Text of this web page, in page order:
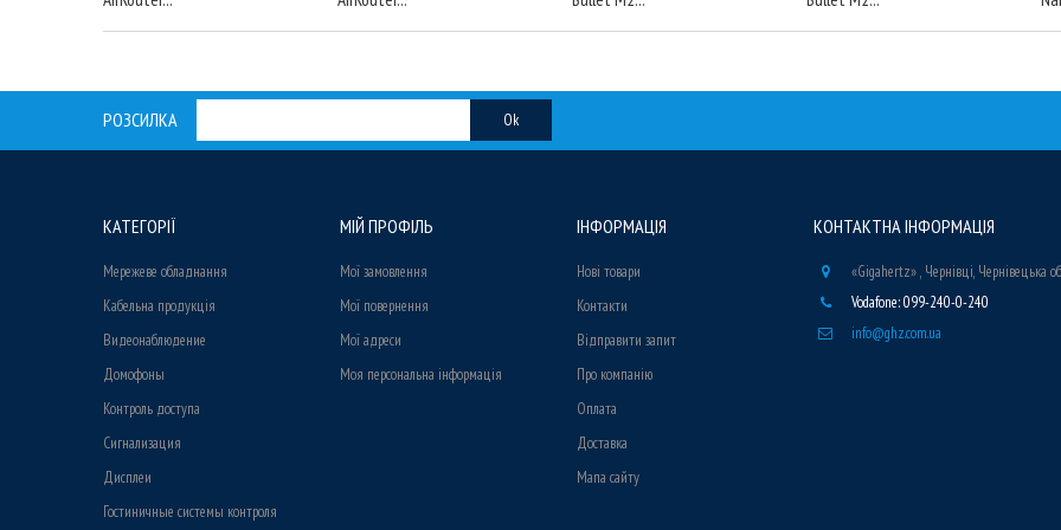
РОЗСИЛКА Ok
КАТЕГОРІЇ
Мережеве обладнання
Кабельна продукція
Видеонаблюдение
Домофоны
Контроль доступа
Сигнализация
Дисплеи
Гостиничные системы контроля
МІЙ ПРОФІЛЬ
Мої замовлення
Мої повернення
Мої адреси
Моя персональна інформація
ІНФОРМАЦІЯ
Нові товари
Контакти
Відправити запит
Про компанію
Оплата
Доставка
Мапа сайту
КОНТАКТНА ІНФОРМАЦІЯ
«Gigahertz» , Чернівці, Чернівецька
Vodafone: 099-240-0-240
info@ghz.com.ua